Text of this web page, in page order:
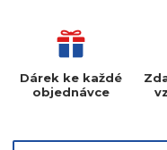
Dárek ke každé
objednávce